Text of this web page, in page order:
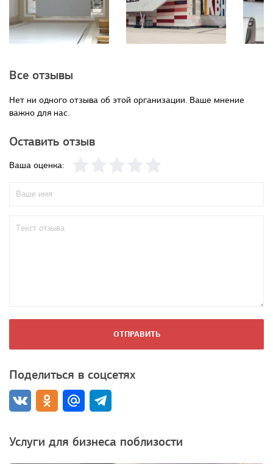
Все отзывы
Нет ни одного отзыва об этой организации. Ваше мнение
важно для нас.
Оставить отзыв
Ваша оценка:
ОТПРАВИТЬ
Поделиться в соцсетях
Услуги для бизнеса поблизости